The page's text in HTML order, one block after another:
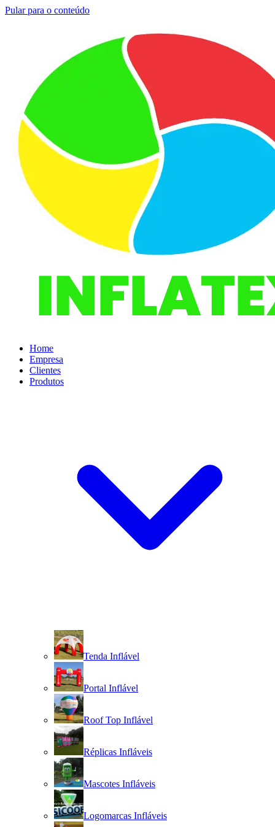
Pular para o conteúdo
Home
Empresa
Clientes
Produtos
Tenda Inflável
Portal Inflável
Roof Top Inflável
Réplicas Infláveis
Mascotes Infláveis
Logomarcas Infláveis